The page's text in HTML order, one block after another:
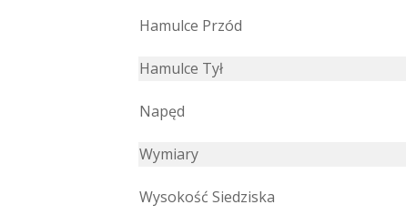
Hamulce Przód
Hamulce Tył
Napęd
Wymiary
Wysokość Siedziska